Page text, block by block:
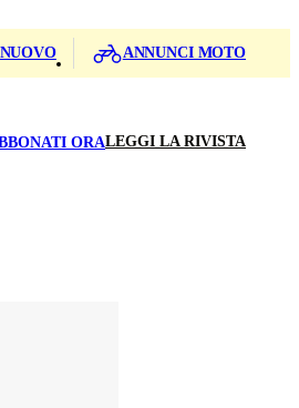
ANNUNCI MOTO
ORALEGGI LA RIVISTA